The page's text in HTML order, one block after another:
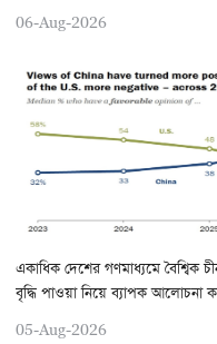
06-Aug-2026
একাধিক দেশের গণমাধ্যমে বৈশ্বিক
বৃদ্ধি পাওয়া নিয়ে ব্যাপক আলোচনা
05-Aug-2026